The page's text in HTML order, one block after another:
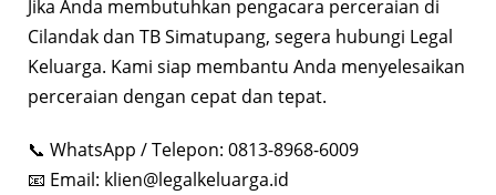
Jika Anda membutuhkan pengacara perceraian di
Cilandak dan TB Simatupang, segera hubungi Legal
Keluarga. Kami siap membantu Anda menyelesaikan
perceraian dengan cepat dan tepat.
📞 WhatsApp / Telepon: 0813-8968-6009
📧 Email: klien@legalkeluarga.id